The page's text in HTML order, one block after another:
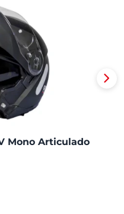
Mono Articulado